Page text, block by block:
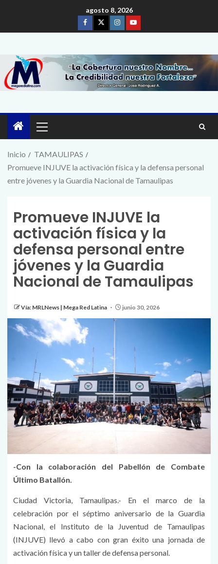
agosto 8, 2026
Inicio
TAMAULIPAS
Promueve INJUVE la activación física y la defensa personal
entre jóvenes y la Guardia Nacional de Tamaulipas
Promueve INJUVE la
activación física y la
defensa personal entre
jóvenes y la Guardia
Nacional de Tamaulipas
Vía: MRLNews | Mega Red Latina junio 30, 2026
-Con la colaboración del Pabellón de Combate
Último Batallón.
Ciudad Victoria, Tamaulipas.- En el marco de la
celebración por el séptimo aniversario de la Guardia
Nacional, el Instituto de la Juventud de Tamaulipas
(INJUVE) llevó a cabo con gran éxito una jornada de
activación física y un taller de defensa personal.